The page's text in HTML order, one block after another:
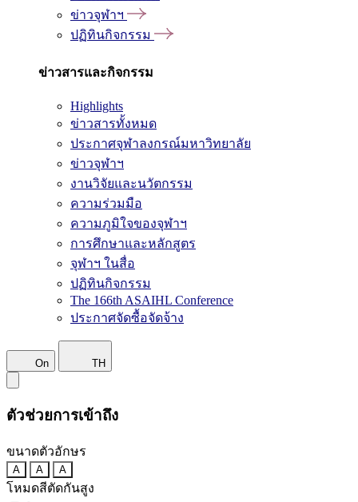
ข่าวจุฬาฯ
ปฏิทินกิจกรรม
ข่าวสารและกิจกรรม
Highlights
ข่าวสารทั้งหมด
ประกาศจุฬาลงกรณ์มหาวิทยาลัย
ข่าวจุฬาฯ
งานวิจัยและนวัตกรรม
ความร่วมมือ
ความภูมิใจของจุฬาฯ
การศึกษาและหลักสูตร
จุฬาฯ ในสื่อ
ปฏิทินกิจกรรม
The 166th ASAIHL Conference
ประกาศจัดซื้อจัดจ้าง
On TH
ตัวช่วยการเข้าถึง
ขนาดตัวอักษร
A A A
โหมดสีตัดกันสูง